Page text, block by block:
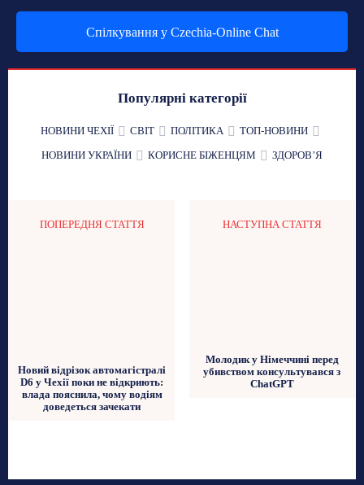
Спілкування у Czechia-Online Chat
Популярні категорії
НОВИНИ ЧЕХІЇ СВІТ ПОЛІТИКА
ТОП-НОВИНИ
НОВИНИ УКРАЇНИ
КОРИСНЕ БІЖЕНЦЯМ ЗДОРОВʼЯ
ПОПЕРЕДНЯ СТАТТЯ
Новий відрізок автомагістралі
D6 у Чехії поки не відкриють:
влада пояснила, чому водіям
доведеться зачекати
НАСТУПНА СТАТТЯ
Молодик у Німеччині перед
убивством консультувався з
ChatGPT